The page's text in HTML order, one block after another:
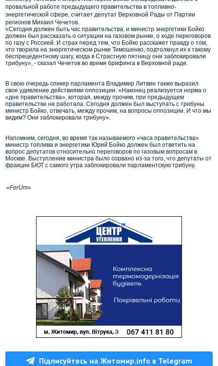
провальной работе предыдущего правительства в топливно-
энергетической сфере, считает депутат Верховной Рады от Партии
регионов Михаил Чечетов.
«Сегодня должен быть час правительства, и министр энергетики Бойко
должен был рассказать о ситуации на газовом рынке, о ходе переговоров
по газу с Россией. И страх перед тем, что Бойко расскажет правду о том,
что творила на энергетическом рынке Тимошенко, подтолкнул их к такому
беспрецедентному шагу, когда в Страстную пятницу они заблокировали
трибуну», - сказал Чечетов во время брифинга в Верховной раде.
В свою очередь спикер парламента Владимир Литвин также выразил
свое удивление действиями оппозиции. «Наконец реализуется норма о
«дне правительства», которая, между прочим, при предыдущем
правительстве не работала. Сегодня должен был выступать с трибуны
министр Бойко, отвечать, между прочим, на вопросы оппозиции. И что мы
видим? Они заблокировали трибуну».
Напомним, сегодня, во время так называемого «часа правительства»
министр топлива и энергетики Юрий Бойко должен был ответить на
вопрос депутатов относительно переговоров по газовым вопросам в
Москве. Выступление министра было сорвано из-за того, что депутаты от
фракции БЮТ с самого утра заблокировали парламентскую трибуну.
«ForUm»
Підписуйтесь на Житомир.info в Telegram